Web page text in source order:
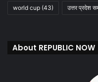
world cup (43) उत्तर प्रदेश
About REPUBLIC NOW